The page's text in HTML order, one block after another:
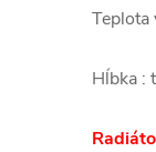
Teplota
Hĺbka :